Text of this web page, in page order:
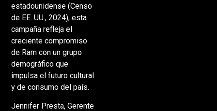
estadounidense (Censo
de EE. UU., 2024), esta
campaña refleja el
creciente compromiso
de Ram con un grupo
demográfico que
impulsa el futuro cultural
y de consumo del país.
Jennifer Presta, Gerente